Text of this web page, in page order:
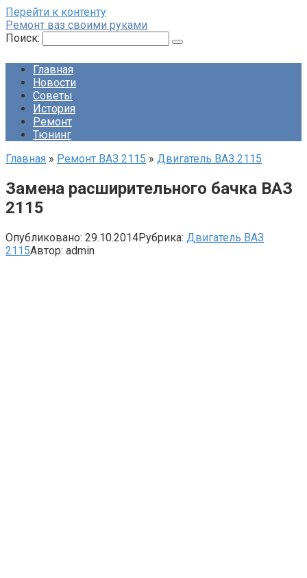
Перейти к контенту
Ремонт ваз своими руками
Поиск:
Главная
Новости
Советы
История
Ремонт
Тюнинг
Главная » Ремонт ВАЗ 2115 » Двигатель ВАЗ 2115
Замена расширительного бачка ВАЗ
2115
Опубликовано: 29.10.2014Рубрика: Двигатель ВАЗ
2115Автор: admin